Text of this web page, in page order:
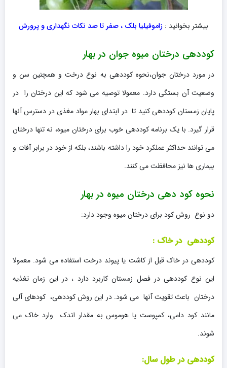
بیشتر بخوانید : زاموفیلیا بلک ، صفر تا صد نکات نگهداری و پرورش
کوددهی درختان میوه جوان در بهار
در مورد درختان جوان،نحوه کوددهی به نوع درخت و همچنین سن و
وضعیت آن بستگی دارد. معمولا توصیه می شود که این درختان را در
پایان زمستان کوددهی کنید تا در ابتدای بهار مواد مغذی در دسترس آنها
قرار گیرد. با یک برنامه کوددهی خوب برای درختان میوه، نه تنها درختان
می توانند حداکثر عملکرد خود را داشته باشند، بلکه از خود در برابر آفات و
بیماری ها نیز محافظت می کنند.
نحوه کود دهی درختان میوه در بهار
دو نوع روش کود برای درختان میوه وجود دارد:
کوددهی در خاک :
کوددهی در خاک قبل از کاشت یا پیوند درخت استفاده می شود. معمولا
این نوع کوددهی در فصل زمستان کاربرد دارد ، در این زمان تغذیه
درختان باعث تقویت آنها می شود. در این روش کوددهی، کودهای آلی
مانند کود دامی، کمپوست یا هوموس به مقدار اندک وارد خاک می
شوند.
کوددهی در طول سال: